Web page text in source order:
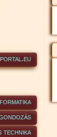
technika